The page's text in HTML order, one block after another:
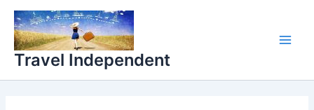
Перейти
содержимому
Travel Independent